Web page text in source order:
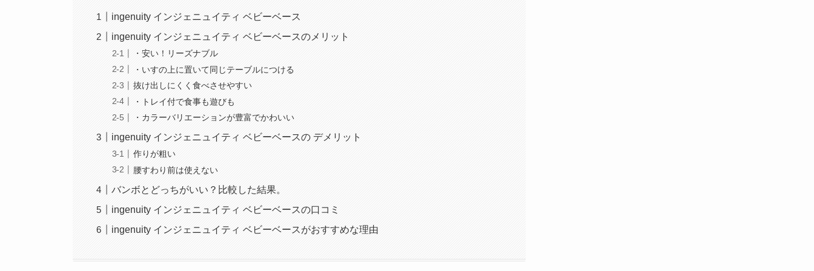
ingenuity インジェニュイティ ベビーベース
ingenuity インジェニュイティ ベビーベースのメリット
・安い！リーズナブル
・いすの上に置いて同じテーブルにつける
抜け出しにくく食べさせやすい
・トレイ付で食事も遊びも
・カラーバリエーションが豊富でかわいい
ingenuity インジェニュイティ ベビーベースの デメリット
作りが粗い
腰すわり前は使えない
バンボとどっちがいい？比較した結果。
ingenuity インジェニュイティ ベビーベースの口コミ
ingenuity インジェニュイティ ベビーベースがおすすめな理由